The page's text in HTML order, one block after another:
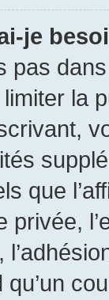
je
pas
la
que
privée,